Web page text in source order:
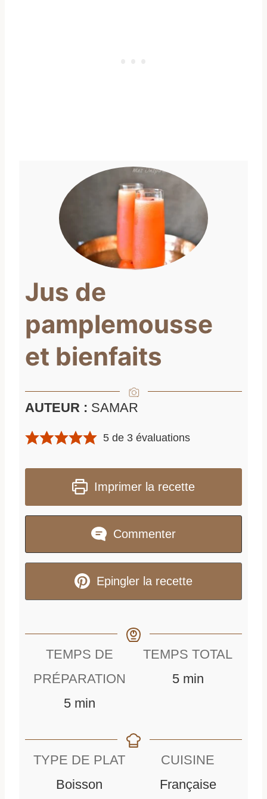
Jus de
pamplemousse
et bienfaits
AUTEUR : SAMAR
5 de 3 évaluations
Imprimer la recette
Commenter
Epingler la recette
TEMPS DE
PRÉPARATION
5m
u
min
TEMPS TOTAL
5mmin
TYPE DE PLAT
Boisson
CUISINE
Française